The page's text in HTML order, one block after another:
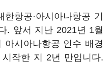
항공·아시아나항공 기
. 앞서 지난 2021년 1월
아시아나항공 인수 배경
작한 지 2년 만입니다.